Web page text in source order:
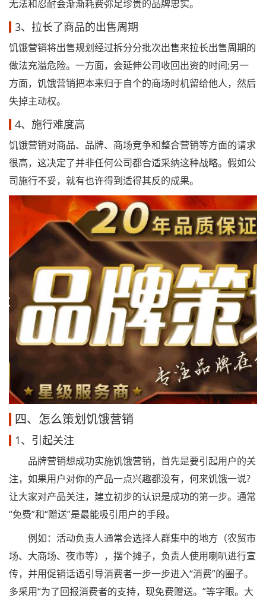
无法和忍耐会渐渐耗费弥足珍贵的品牌忠实。
3、拉长了商品的出售周期
饥饿营销将出售规划经过拆分分批次出售来拉长出售周期的
做法充溢危险。一方面，会延伸公司收回出资的时间;另一
方面，饥饿营销把本来归于自个的商场时机留给他人，然后
失掉主动权。
4、施行难度高
饥饿营销对商品、品牌、商场竞争和整合营销等方面的请求
很高，这决定了并非任何公司都合适采纳这种战略。假如公
司施行不妥，就有也许得到适得其反的成果。
四、怎么策划饥饿营销
1、引起关注
品牌营销想成功实施饥饿营销，首先是要引起用户的关
注，如果用户对你的产品一点兴趣都没有，何来饥饿一说?
让大家对产品关注，建立初步的认识是成功的第一步。通常
“免费”和“赠送”是最能吸引用户的手段。
例如：活动负责人通常会选择人群集中的地方（农贸市
场、大商场、夜市等），摆个摊子，负责人使用喇叭进行宣
传，并用促销话语引导消费者一步一步进入“消费”的圈子。
多采用“为了回报消费者的支持，现免费赠送。”等字眼。大